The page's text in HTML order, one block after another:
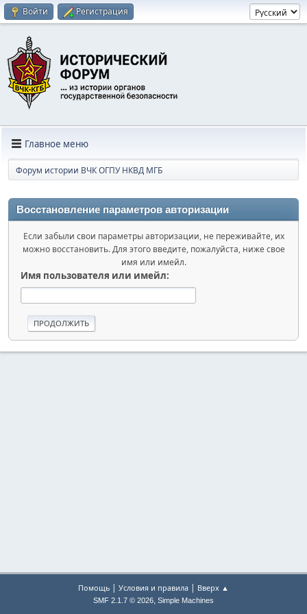
Войти Регистрация
Главное меню
Форум истории ВЧК ОГПУ НКВД МГБ
Восстановление параметров авторизации
Если забыли свои параметры авторизации, не переживайте, их
можно восстановить. Для этого введите, пожалуйста, ниже свое
имя или имейл.
Имя пользователя или имейл:
Помощь | Условия и правила | Вверх ▲
SMF 2.1.7 © 2026, Simple Machines